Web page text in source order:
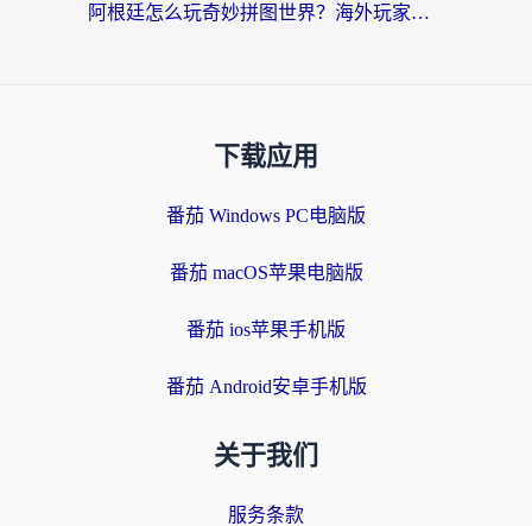
阿根廷怎么玩奇妙拼图世界？海外玩家国服游戏加速全攻略（附帕斯卡契约战舰少女解决方案）
下载应用
番茄 Windows PC电脑版
番茄 macOS苹果电脑版
番茄 ios苹果手机版
番茄 Android安卓手机版
关于我们
服务条款